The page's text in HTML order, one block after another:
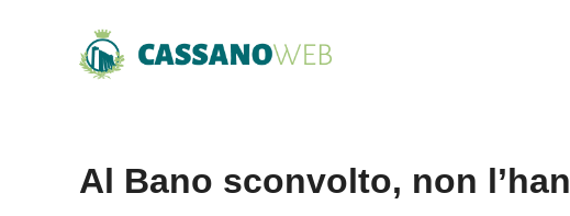
Al Bano sconvolto, non